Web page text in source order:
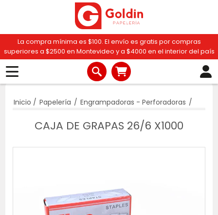
La compra mínima es $100. El envío es gratis por compras
superiores a $2500 en Montevideo y a $4000 en el interior del país
Inicio / Papelería / Engrampadoras - Perforadoras /
CAJA DE GRAPAS 26/6 X1000